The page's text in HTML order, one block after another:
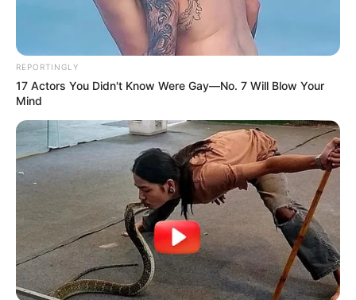
REPORTINGLY
17 Actors You Didn't Know Were Gay—No. 7 Will Blow Your
Mind